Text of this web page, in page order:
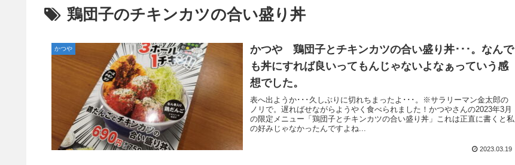
鶏団子のチキンカツの合い盛り丼
かつや
かつや 鶏団子とチキンカツの合い盛り丼･･･。なんで
も丼にすれば良いってもんじゃないよなぁっていう感
想でした。
表へ出ようか･･･久しぶりに切れちまったよ･･･。※サラリーマン金太郎の
ノリで。遅ればせながらようやく食べられました！かつやさんの2023年3月
の限定メニュー「鶏団子とチキンカツの合い盛り丼」これは正直に書くと私
の好みじゃなかったんですよね...
2023.03.19